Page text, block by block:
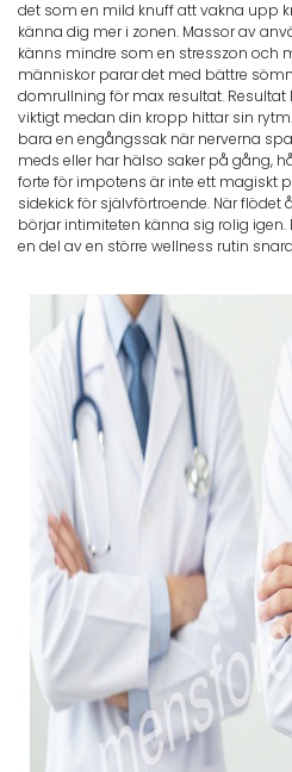
det som en mild knuff att vakna upp
känna dig mer i zonen. Massor av
känns mindre som en stresszon och
människor parar det med bättre
domrullning för max resultat.
viktigt medan din kropp hittar sin
bara en engångssak när nerverna
meds eller har hälso saker på gång,
forte för impotens är inte ett magiskt
sidekick för självförtroende. När flödet
börjar intimiteten känna sig rolig
en del av en större wellness rutin